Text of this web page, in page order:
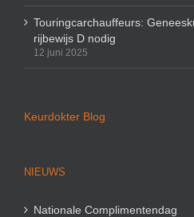
Touringcarchauffeurs:
rijbewijs D nodig
12 juni 2025
Keurdokter Blog
NIEUWS
Nationale Complimentendag